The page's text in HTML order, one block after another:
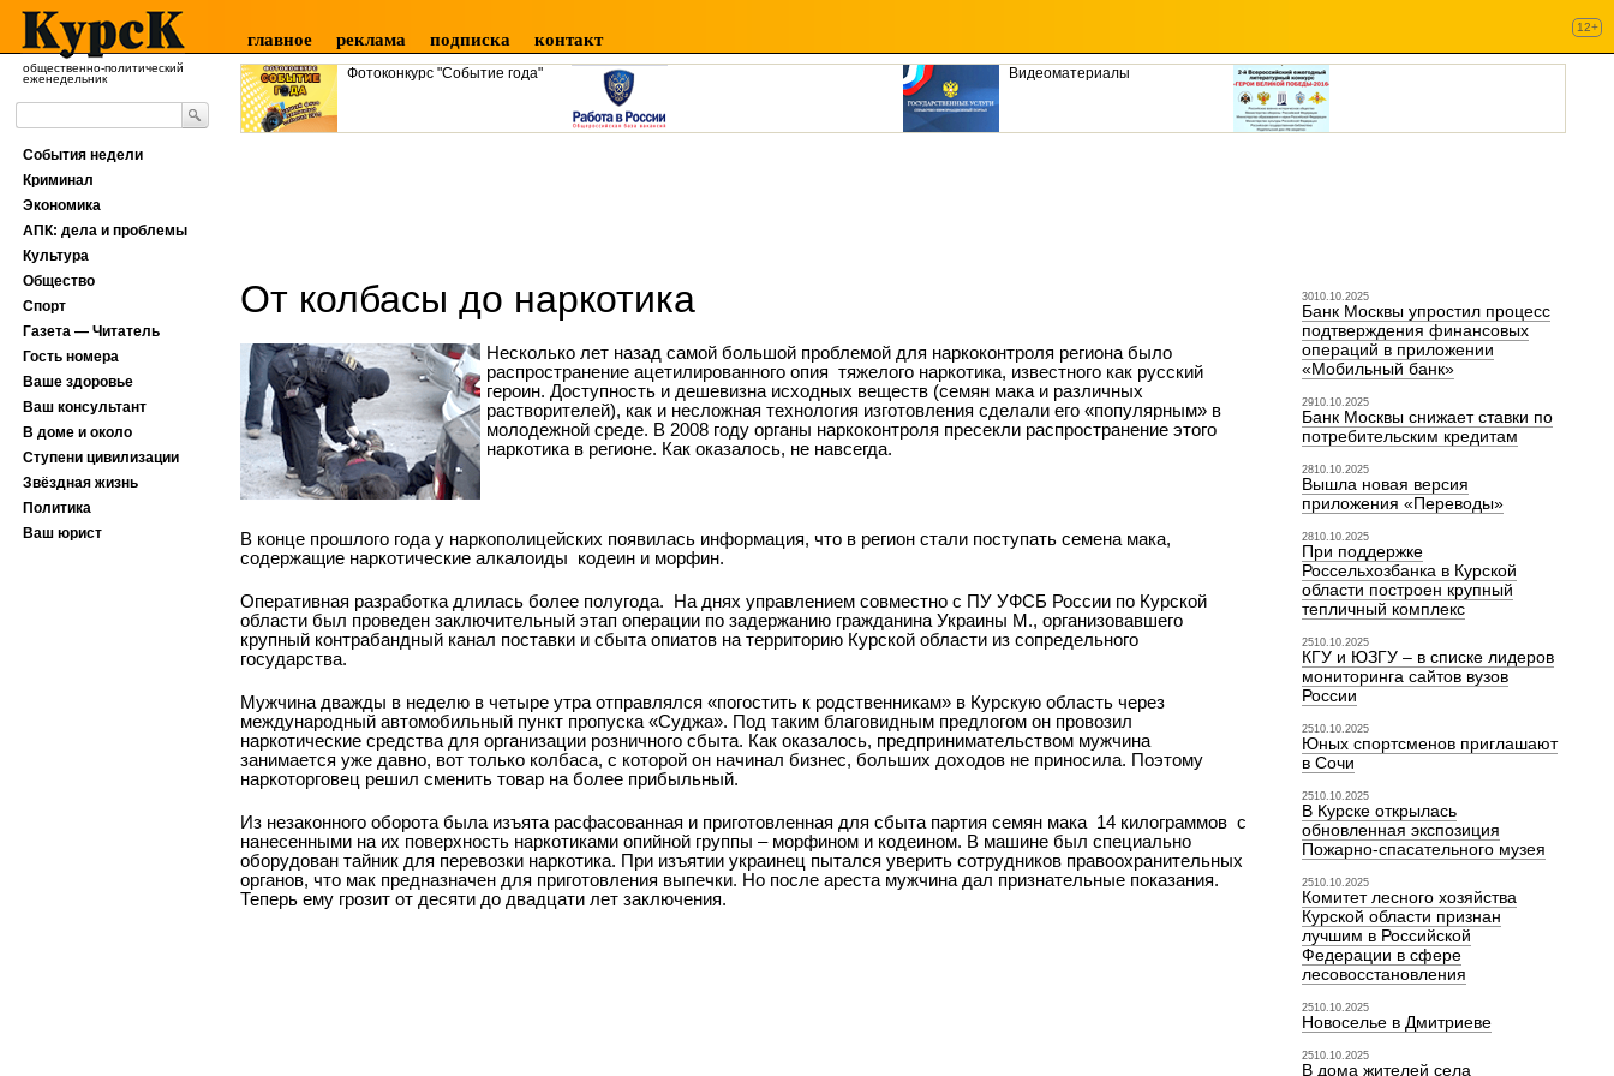
общественно-политический
еженедельник
главное реклама подписка контакт
12+
Фотоконкурс "Событие года" Видеоматериалы
От колбасы до наркотика
Несколько лет назад самой большой проблемой для наркоконтроля региона было
распространение ацетилированного опия ­ тяжелого наркотика, известного как русский
героин. Доступность и дешевизна исходных веществ (семян мака и различных
растворителей), как и несложная технология изготовления сделали его «популярным» в
молодежной среде. В 2008 году органы наркоконтроля пресекли распространение этого
наркотика в регионе. Как оказалось, не навсегда.
В конце прошлого года у наркополицейских появилась информация, что в регион стали поступать семена мака,
содержащие наркотические алкалоиды ­ кодеин и морфин.
Оперативная разработка длилась более полугода. На днях управлением совместно с ПУ УФСБ России по Курской
области был проведен заключительный этап операции по задержанию гражданина Украины М., организовавшего
крупный контрабандный канал поставки и сбыта опиатов на территорию Курской области из сопредельного
государства.
Мужчина дважды в неделю в четыре утра отправлялся «погостить к родственникам» в Курскую область через
международный автомобильный пункт пропуска «Суджа». Под таким благовидным предлогом он провозил
наркотические средства для организации розничного сбыта. Как оказалось, предпринимательством мужчина
занимается уже давно, вот только колбаса, с которой он начинал бизнес, больших доходов не приносила. Поэтому
наркоторговец решил сменить товар на более прибыльный.
Из незаконного оборота была изъята расфасованная и приготовленная для сбыта партия семян мака ­ 14 килограммов ­ с
нанесенными на их поверхность наркотиками опийной группы – морфином и кодеином. В машине был специально
оборудован тайник для перевозки наркотика. При изъятии украинец пытался уверить сотрудников правоохранительных
органов, что мак предназначен для приготовления выпечки. Но после ареста мужчина дал признательные показания.
Теперь ему грозит от десяти до двадцати лет заключения.
3010.10.2025
Банк Москвы упростил процесс
подтверждения финансовых
операций в приложении
«Мобильный банк»
2910.10.2025
Банк Москвы снижает ставки по
потребительским кредитам
2810.10.2025
Вышла новая версия
приложения «Переводы»
2810.10.2025
При поддержке
Россельхозбанка в Курской
области построен крупный
тепличный комплекс
2510.10.2025
КГУ и ЮЗГУ – в списке лидеров
мониторинга сайтов вузов
России
2510.10.2025
Юных спортсменов приглашают
в Сочи
2510.10.2025
В Курске открылась
обновленная экспозиция
Пожарно-спасательного музея
2510.10.2025
Комитет лесного хозяйства
Курской области признан
лучшим в Российской
Федерации в сфере
лесовосстановления
2510.10.2025
Новоселье в Дмитриеве
2510.10.2025
В дома жителей села
События недели
Криминал
Экономика
АПК: дела и проблемы
Культура
Общество
Спорт
Газета — Читатель
Гость номера
Ваше здоровье
Ваш консультант
В доме и около
Ступени цивилизации
Звёздная жизнь
Политика
Ваш юрист